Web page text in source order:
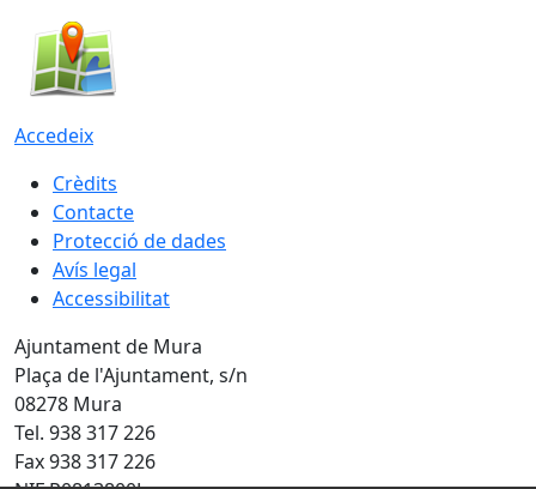
Accedeix
Crèdits
Contacte
Protecció de dades
Avís legal
Accessibilitat
Ajuntament de Mura
Plaça de l'Ajuntament, s/n
08278 Mura
Tel. 938 317 226
Fax 938 317 226